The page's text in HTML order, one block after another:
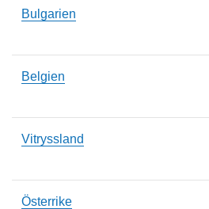
Bulgarien
Belgien
Vitryssland
Österrike